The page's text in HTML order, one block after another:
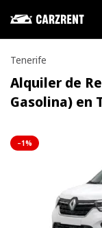
Tenerife
Alquiler de
Gasolina) en
–1%